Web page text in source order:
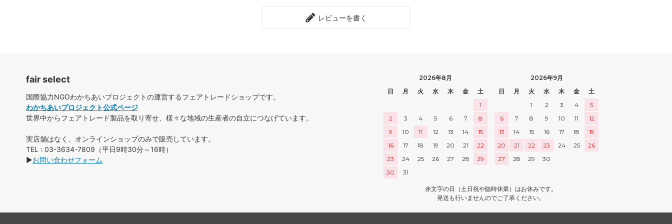
レビューを書く
fair select
国際協力NGOわかちあいプロジェクトの運営するフェアトレードショップです。
わかちあいプロジェクト公式ページ
世界中からフェアトレード製品を取り寄せ、様々な地域の生産者の自立につなげています。
実店舗はなく、オンラインショップのみで販売しています。
TEL : 03-3634-7809（平日9時30分～16時）
▶お問い合わせフォーム
2026年8月
日
月 火 水 木 金
土
1
2
3 4 5 6 7
8
9
10 11 12 13 14
15
16
17 18 19 20 21
22
23
24 25 26 27 28
29
30
31
2026年9月
日
月 火 水 木 金
土
1
2 3 4
5
6
7 8 9 10 11
12
13
14 15 16 17 18
19
20
21 22 23 24 25
26
27
28 29 30
赤文字の日（土日祝や臨時休業）はお休みです。
発送も行いませんのでご了承ください。